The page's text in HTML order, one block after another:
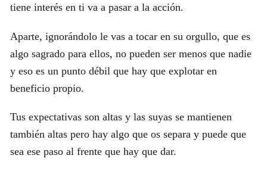
tiene interés en ti va a pasar a la acción.
Aparte, ignorándolo le vas a tocar en su orgullo, que es
algo sagrado para ellos, no pueden ser menos que nadie
y eso es un punto débil que hay que explotar en
beneficio propio.
Tus expectativas son altas y las suyas se mantienen
también altas pero hay algo que os separa y puede que
sea ese paso al frente que hay que dar.